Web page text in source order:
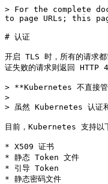
> For the complete
to page URLs; this
# 认证
开启 TLS 时，所有的请求
证失败的请求则返回 HTTP
> **Kubernetes 不直接管
>
> 虽然 Kubernetes 认证
目前，Kubernetes 支持以
* X509 证书
* 静态 Token 文件
* 引导 Token
* 静态密码文件